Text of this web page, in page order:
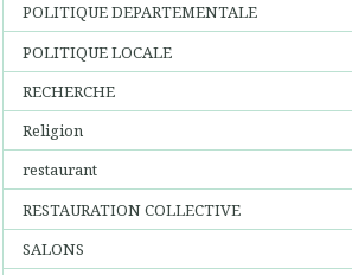
POLITIQUE DEPARTEMENTALE
POLITIQUE LOCALE
RECHERCHE
Religion
restaurant
RESTAURATION COLLECTIVE
SALONS